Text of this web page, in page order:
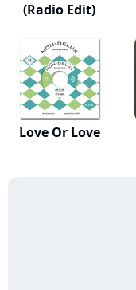
(Radio Edit)
Love Or Love